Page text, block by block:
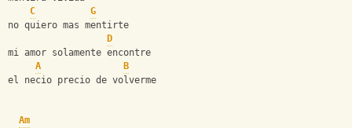
C
G
no quiero mas mentirte
D
mi amor solamente encontre
A
B
el necio precio de volverme
Am